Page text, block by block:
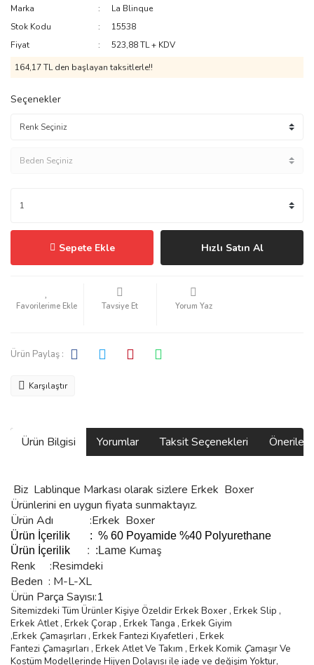
Marka
La Blinque
Stok Kodu
15538
Fiyat
523,88 TL + KDV
164,17 TL den başlayan taksitlerle!!
Seçenekler
Sepete Ekle Hızlı Satın Al
Tavsiye Et Yorum Yaz
Ürün Paylaş :
Karşılaştır
Ürün Bilgisi Yorumlar Taksit Seçenekleri
Biz Lablinque Markası olarak sizlere Erkek Boxer
Ürünlerini en uygun fiyata sunmaktayız.
Ürün Adı :Erkek Boxer
Ürün İçerilik : % 60 Poyamide %40 Polyurethane
Ürün İçerilik : :Lame Kumaş
Renk :Resimdeki
Beden : M-L-XL
Ürün Parça Sayısı:1
Sitemizdeki Tüm Ürünler Kişiye Özeldir Erkek Boxer , Erkek Slip ,
Erkek Atlet , Erkek Çorap , Erkek Tanga , Erkek Giyim
,Erkek Çamaşırları , Erkek Fantezi Kıyafetleri , Erkek
Fantezi Çamaşırları , Erkek Atlet Ve Takım , Erkek Komik Çamaşır Ve
Kostüm Modellerinde Hijyen Dolayısı ile iade ve değişim Yoktur,